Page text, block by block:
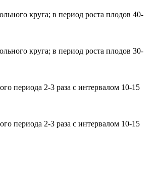
круга; в период роста плодов 40-
круга; в период роста плодов 30-
периода 2-3 раза с интервалом 10-15
периода 2-3 раза с интервалом 10-15